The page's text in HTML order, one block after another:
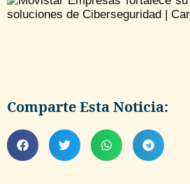
Comparte Esta Noticia: